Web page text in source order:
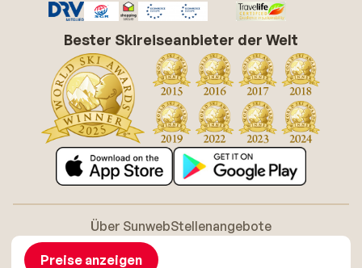
Preise anzeigen
Bester Skireiseanbieter der Welt
Über SunwebStellenangebote
Allgemeine Geschäftsbedingungen (AGB)
Cookie-RichtlinieBarrierefreiheitserklarung